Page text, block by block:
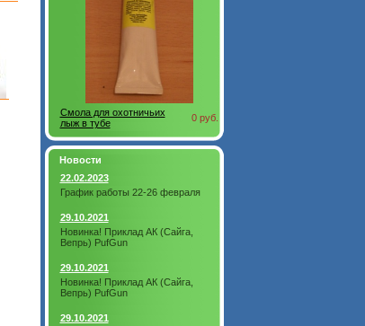
Смола для охотничьих
лыж в тубе
0 руб.
Новости
22.02.2023
График работы 22-26 февраля
29.10.2021
Новинка! Приклад АК (Сайга,
Вепрь) PufGun
29.10.2021
Новинка! Приклад АК (Сайга,
Вепрь) PufGun
29.10.2021